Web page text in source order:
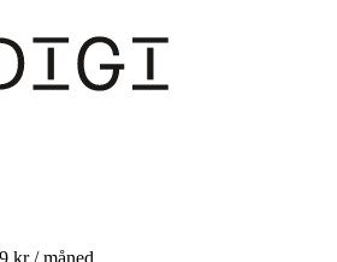
kr / måned